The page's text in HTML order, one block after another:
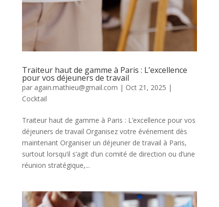
Traiteur haut de gamme à Paris : L’excellence
pour vos déjeuners de travail
par again.mathieu@gmail.com | Oct 21, 2025 |
Cocktail
Traiteur haut de gamme à Paris : L’excellence pour vos
déjeuners de travail Organisez votre événement dès
maintenant Organiser un déjeuner de travail à Paris,
surtout lorsqu’il s’agit d’un comité de direction ou d’une
réunion stratégique,...